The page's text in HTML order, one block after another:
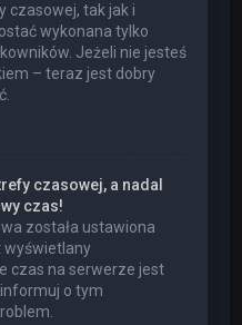
czasowej, tak jak i
wykonana tylko
Jeżeli nie jesteś
– teraz jest dobry
czasowej, a nadal
czas!
została ustawiona
wyświetlany
czas na serwerze jest
o tym